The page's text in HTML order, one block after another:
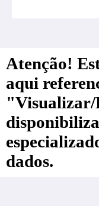
Atenção!
aqui
"Visualizar/
dados.